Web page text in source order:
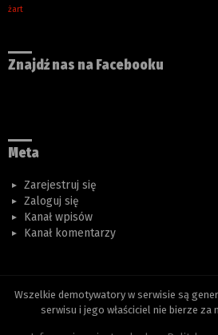
żart
Znajdź nas na Facebooku
Meta
Zarejestruj się
Zaloguj się
Kanał wpisów
Kanał komentarzy
Wszelkie demotywatory w serwisie są
serwisu i jego właściciel nie bierze za